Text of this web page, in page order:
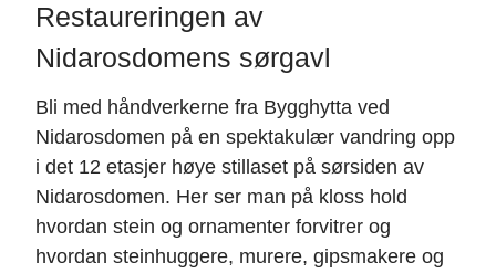
Restaureringen av
Nidarosdomens sørgavl
Bli med håndverkerne fra Bygghytta ved
Nidarosdomen på en spektakulær vandring opp
i det 12 etasjer høye stillaset på sørsiden av
Nidarosdomen. Her ser man på kloss hold
hvordan stein og ornamenter forvitrer og
hvordan steinhuggere, murere, gipsmakere og